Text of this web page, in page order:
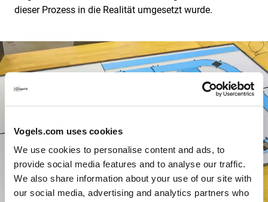
Vogels.com uses cookies
We use cookies to personalise content and ads, to
provide social media features and to analyse our traffic.
We also share information about your use of our site with
our social media, advertising and analytics partners who
dieser Prozess in die Realität umgesetzt wurde.